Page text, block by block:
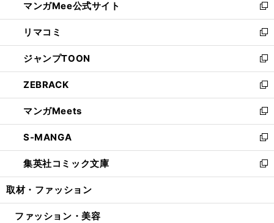
く
ド
ウ
で
開
く
ィ
ン
ド
ウ
で
開
く
い
ウ
ィ
ン
ド
ウ
で
開
く
マンガMee公式サイト
新
し
い
ウ
ィ
ン
ド
ウ
で
開
く
リマコミ
新
し
い
ウ
ィ
ン
ド
ウ
で
開
く
ジャンプTOON
新
し
い
ウ
ィ
ン
ド
ウ
で
開
ZEBRACK
新
し
い
ウ
ィ
ン
ド
ウ
開
マンガMeets
新
し
い
ウ
ィ
ン
ウ
S-MANGA
新
し
い
ウ
ン
集英社コミック文庫
新
し
ウ
取材・ファッション
ファッション・美容